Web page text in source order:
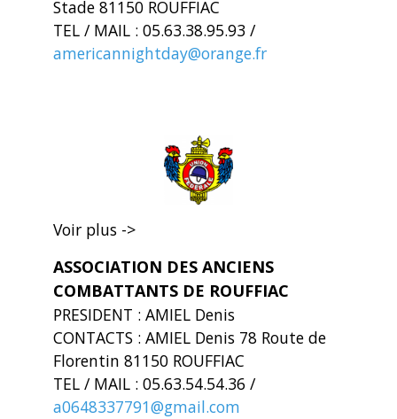
Stade 81150 ROUFFIAC
TEL / MAIL : 05.63.38.95.93 /
americannightday@orange.fr
Voir plus ->
ASSOCIATION DES ANCIENS
COMBATTANTS DE ROUFFIAC
PRESIDENT : AMIEL Denis
CONTACTS : AMIEL Denis 78 Route de
Florentin 81150 ROUFFIAC
TEL / MAIL : 05.63.54.54.36 /
a0648337791@gmail.com